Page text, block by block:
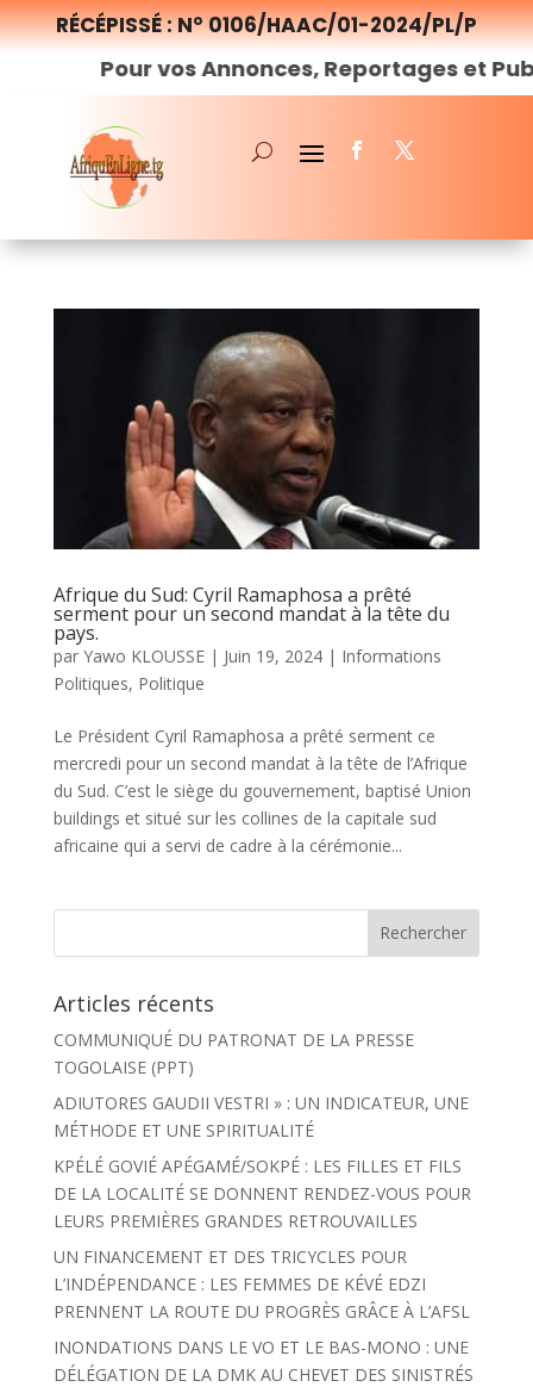
RÉCÉPISSÉ : N° 0106/HAAC/01-2024/PL/P
Pour vos Annonces, Reportages et
Afrique du Sud: Cyril Ramaphosa a prêté
serment pour un second mandat à la tête du
pays.
par Yawo KLOUSSE| Juin 19, 2024| Informations
Politiques, Politique
Le Président Cyril Ramaphosa a prêté serment ce
mercredi pour un second mandat à la tête de l’Afrique
du Sud. C’est le siège du gouvernement, baptisé Union
buildings et situé sur les collines de la capitale sud
africaine qui a servi de cadre à la cérémonie...
Articles récents
COMMUNIQUÉ DU PATRONAT DE LA PRESSE
TOGOLAISE (PPT)
ADIUTORES GAUDII VESTRI » : UN INDICATEUR, UNE
MÉTHODE ET UNE SPIRITUALITÉ
KPÉLÉ GOVIÉ APÉGAMÉ/SOKPÉ : LES FILLES ET FILS
DE LA LOCALITÉ SE DONNENT RENDEZ-VOUS POUR
LEURS PREMIÈRES GRANDES RETROUVAILLES
UN FINANCEMENT ET DES TRICYCLES POUR
L’INDÉPENDANCE : LES FEMMES DE KÉVÉ EDZI
PRENNENT LA ROUTE DU PROGRÈS GRÂCE À L’AFSL
INONDATIONS DANS LE VO ET LE BAS-MONO : UNE
DÉLÉGATION DE LA DMK AU CHEVET DES SINISTRÉS